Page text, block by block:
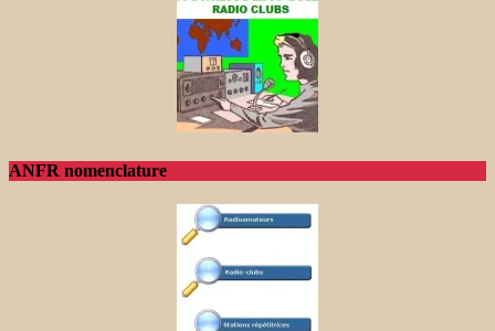
ANFR nomenclature